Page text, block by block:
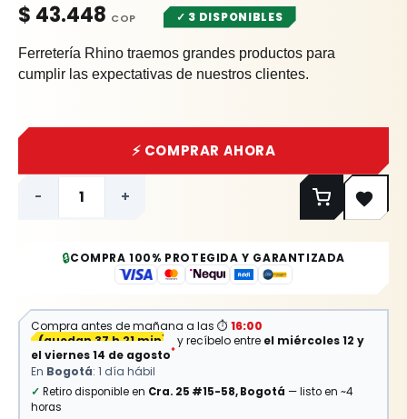
$ 43.448 ✓ 3 DISPONIBLES
Ferretería Rhino traemos grandes productos para
cumplir las expectativas de nuestros clientes.
- +
⚡ COMPRAR AHORA
🔒COMPRA 100% PROTEGIDA Y GARANTIZADA
Compra antes de mañana a las ⏱ 16:00
(quedan 37 h 21 min) y recíbelo entre el miércoles 12 y
el viernes 14 de agosto*
En Bogotá: 1 día hábil
✓ Retiro disponible en Cra. 25 #15-58, Bogotá — listo en ~4
horas